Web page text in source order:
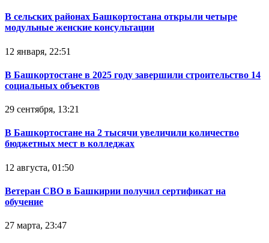
В сельских районах Башкортостана открыли четыре
модульные женские консультации
12 января, 22:51
В Башкортостане в 2025 году завершили строительство 14
социальных объектов
29 сентября, 13:21
В Башкортостане на 2 тысячи увеличили количество
бюджетных мест в колледжах
12 августа, 01:50
Ветеран СВО в Башкирии получил сертификат на
обучение
27 марта, 23:47